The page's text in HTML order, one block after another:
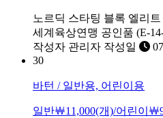
노르딕 스타팅 블록 엘리트
세계육상연맹 공인품 (E-
작성자 관리자 작성일
30
바턴 / 일반용, 어린이용
일반￦11,000(개)/어린이￦